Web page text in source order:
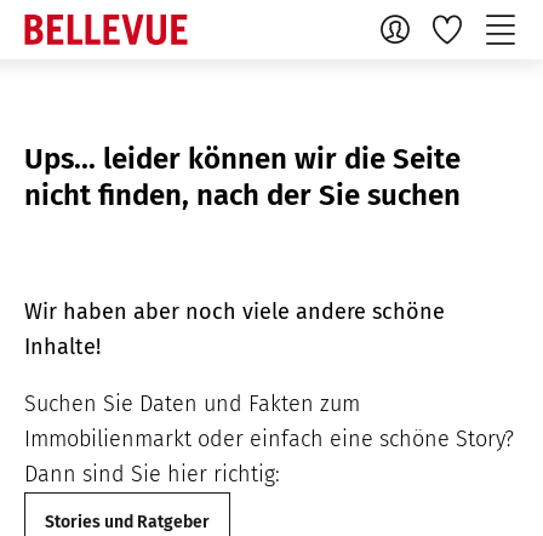
Ups... leider können wir die Seite
nicht finden, nach der Sie suchen
Wir haben aber noch viele andere schöne
Inhalte!
Suchen Sie Daten und Fakten zum
Immobilienmarkt oder einfach eine schöne Story?
Dann sind Sie hier richtig:
Stories und Ratgeber